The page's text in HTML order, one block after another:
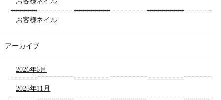
お客様ネイル
アーカイブ
2026年6月
2025年11月